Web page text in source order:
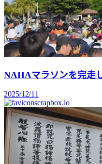
NAHAマラソンを完走
2025/12/11
scrapbox.io